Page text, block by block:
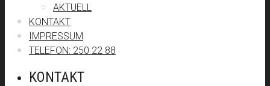
AKTUELL
KONTAKT
IMPRESSUM
TELEFON: 250 22 88
KONTAKT